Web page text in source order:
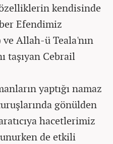
kendisinde
Efendimiz
Allah-ü Teala'nın
taşıyan Cebrail
yaptığı namaz
gönülden
hacetlerimiz
de etkili